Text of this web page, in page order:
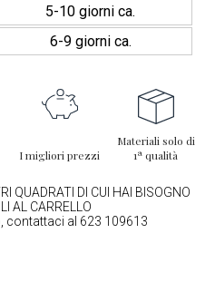
5-10 giorni ca.
6-9 giorni ca.
I migliori prezzi
Materiali solo di
1ª qualità
QUADRATI DI CUI HAI BISOGNO
AL CARRELLO
contattaci al 623 109613